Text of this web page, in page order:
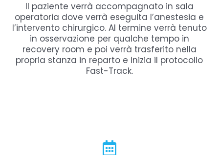
Il paziente verrà accompagnato in sala
operatoria dove verrà eseguita l’anestesia e
l’intervento chirurgico. Al termine verrà tenuto
in osservazione per qualche tempo in
recovery room e poi verrà trasferito nella
propria stanza in reparto e inizia il protocollo
Fast-Track.